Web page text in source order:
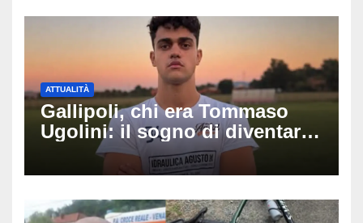
ATTUALITÀ
Gallipoli, chi era Tommaso
Ugolini: il sogno di diventare
medico e la fascia da
capitano, il dolore di Bologna